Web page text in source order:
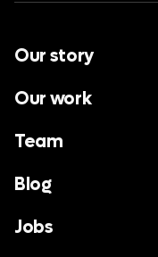
Our story
Our work
Team
Blog
Jobs